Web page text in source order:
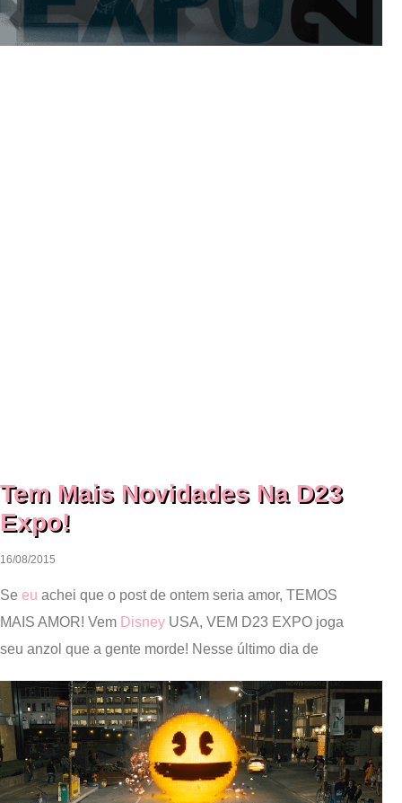
Tem Mais Novidades Na D23
Expo!
16/08/2015
Se eu achei que o post de ontem seria amor, TEMOS
MAIS AMOR! Vem Disney USA, VEM D23 EXPO joga
seu anzol que a gente morde! Nesse último dia de